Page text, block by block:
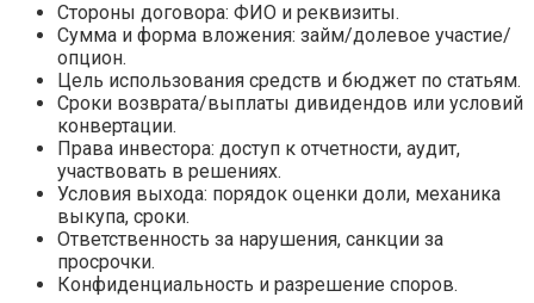
Стороны договора: ФИО и реквизиты.
Сумма и форма вложения: займ/долевое участие/
опцион.
Цель использования средств и бюджет по статьям.
Сроки возврата/выплаты дивидендов или условий
конвертации.
Права инвестора: доступ к отчетности, аудит,
участвовать в решениях.
Условия выхода: порядок оценки доли, механика
выкупа, сроки.
Ответственность за нарушения, санкции за
просрочки.
Конфиденциальность и разрешение споров.